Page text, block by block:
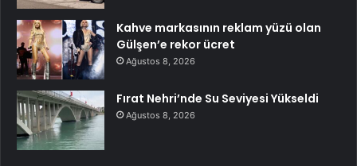
Kahve markasının reklam yüzü olan
Gülşen’e rekor ücret
Ağustos 8, 2026
Fırat Nehri’nde Su Seviyesi Yükseldi
Ağustos 8, 2026